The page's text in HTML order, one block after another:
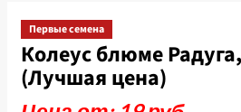
Первые семена
Колеус блюме
(Лучшая цена)